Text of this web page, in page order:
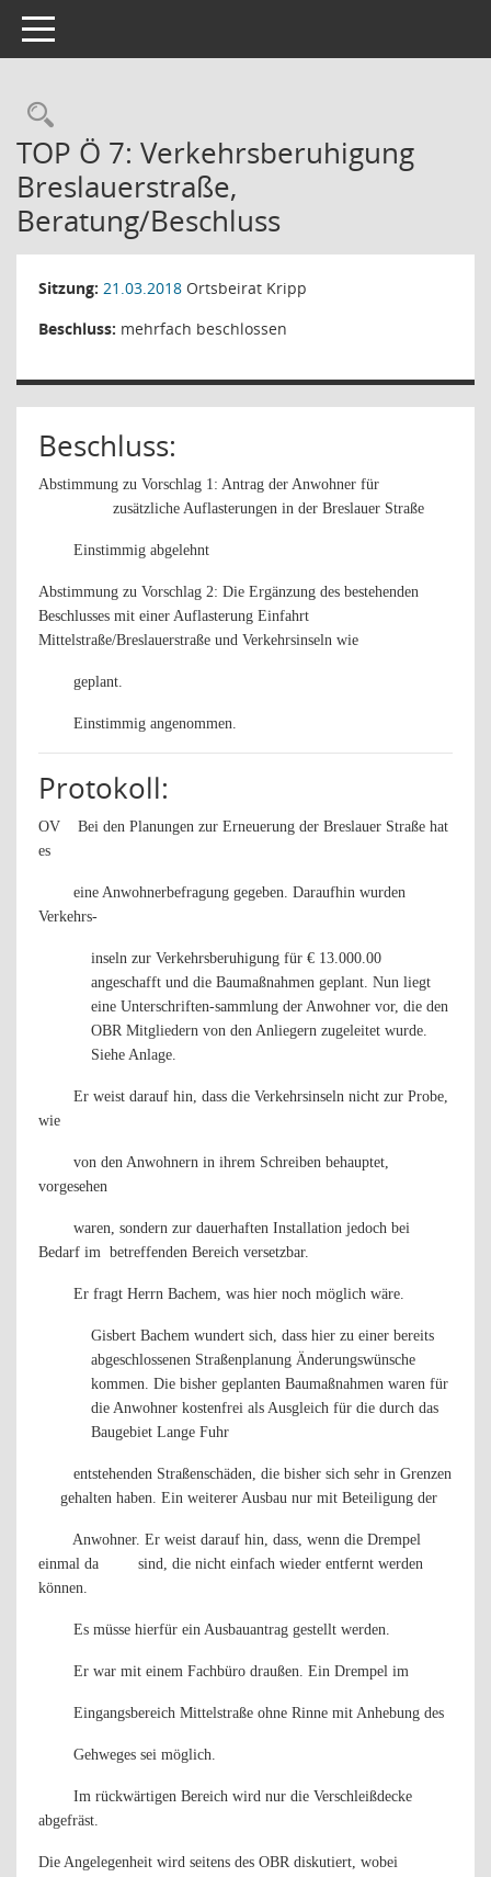
Toggle navigation
Rechercheauswahl
TOP Ö 7: Verkehrsberuhigung
Breslauerstraße,
Beratung/Beschluss
Sitzung: 21.03.2018 Ortsbeirat Kripp
Beschluss: mehrfach beschlossen
Beschluss:
Abstimmung zu Vorschlag 1: Antrag der Anwohner für
zusätzliche Auflasterungen in der Breslauer Straße
Einstimmig abgelehnt
Abstimmung zu Vorschlag 2: Die Ergänzung des bestehenden
Beschlusses mit einer Auflasterung Einfahrt
Mittelstraße/Breslauerstraße und Verkehrsinseln wie
geplant.
Einstimmig angenommen.
Protokoll:
OV
Bei den Planungen zur Erneuerung der Breslauer Straße hat
es
eine Anwohnerbefragung gegeben. Daraufhin wurden
Verkehrs-
inseln zur Verkehrsberuhigung für € 13.000.00
angeschafft und die Baumaßnahmen geplant. Nun liegt
eine Unterschriften-sammlung der Anwohner vor, die den
OBR Mitgliedern von den Anliegern zugeleitet wurde.
Siehe Anlage.
Er weist darauf hin, dass die Verkehrsinseln nicht zur Probe,
wie
von den Anwohnern in ihrem Schreiben behauptet,
vorgesehen
waren, sondern zur dauerhaften Installation jedoch bei
Bedarf im betreffenden Bereich versetzbar.
Er fragt Herrn Bachem, was hier noch möglich wäre.
Gisbert Bachem wundert sich, dass hier zu einer bereits
abgeschlossenen Straßenplanung Änderungswünsche
kommen. Die bisher geplanten Baumaßnahmen waren für
die Anwohner kostenfrei als Ausgleich für die durch das
Baugebiet Lange Fuhr
entstehenden Straßenschäden, die bisher sich sehr in Grenzen
gehalten haben. Ein weiterer Ausbau nur mit Beteiligung der
Anwohner. Er weist darauf hin, dass, wenn die Drempel
einmal da
sind, die nicht einfach wieder entfernt werden
können.
Es müsse hierfür ein Ausbauantrag gestellt werden.
Er war mit einem Fachbüro draußen. Ein Drempel im
Eingangsbereich Mittelstraße ohne Rinne mit Anhebung des
Gehweges sei möglich.
Im rückwärtigen Bereich wird nur die Verschleißdecke
abgefräst.
Die Angelegenheit wird seitens des OBR diskutiert, wobei